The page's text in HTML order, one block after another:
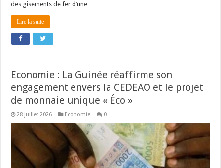
des gisements de fer d’une …
Lire la suite
Economie : La Guinée réaffirme son
engagement envers la CEDEAO et le projet
de monnaie unique « Éco »
28 juillet 2026 Economie 0